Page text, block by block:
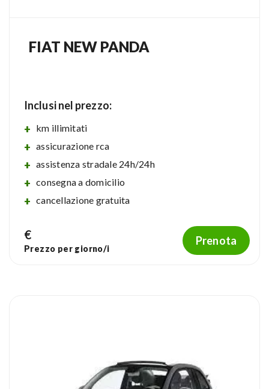
FIAT NEW PANDA
Inclusi nel prezzo:
km illimitati
assicurazione rca
assistenza stradale 24h/24h
consegna a domicilio
cancellazione gratuita
€
Prezzo per giorno/i
Prenota